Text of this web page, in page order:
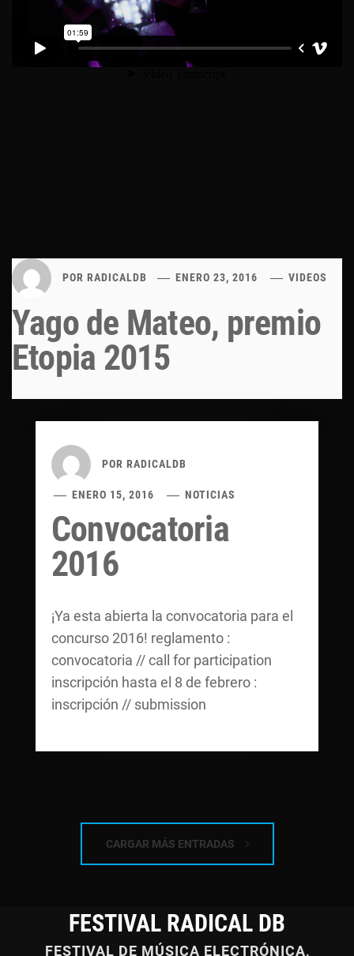
POR RADICALDB ENERO 23, 2016 VIDEOS
Yago de Mateo, premio
Etopia 2015
POR RADICALDB
ENERO 15, 2016 NOTICIAS
Convocatoria
2016
¡Ya esta abierta la convocatoria para el
concurso 2016! reglamento :
convocatoria // call for participation
inscripción hasta el 8 de febrero :
inscripción // submission
CARGAR MÁS ENTRADAS
FESTIVAL RADICAL DB
FESTIVAL DE MÚSICA ELECTRÓNICA,